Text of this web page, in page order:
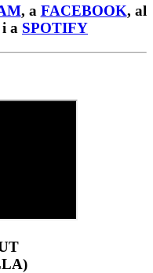
, a FACEBOOK, al
i a SPOTIFY